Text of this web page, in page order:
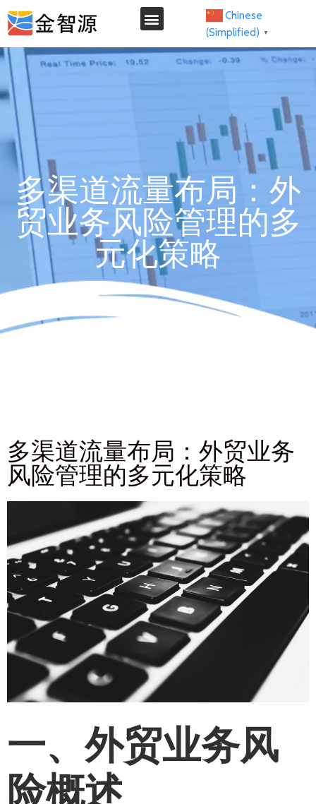
Chinese
(Simplified)
▼
多渠道流量布局：外
贸业务风险管理的多
元化策略
多渠道流量布局：外贸业务
风险管理的多元化策略
一、外贸业务风
险概述